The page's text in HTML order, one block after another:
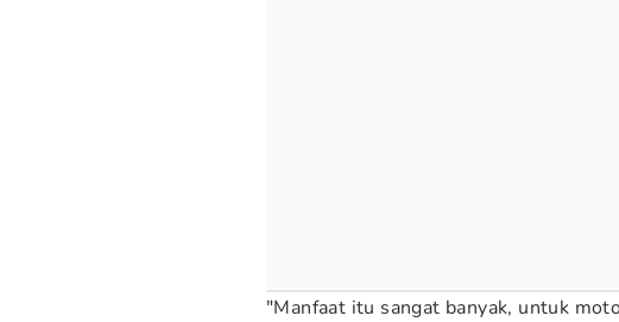
"Manfaat itu sangat banyak, untuk